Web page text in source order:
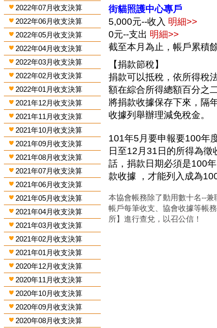
2022年07月收支決算
2022年06月收支決算
2022年05月收支決算
2022年04月收支決算
2022年03月收支決算
2022年02月收支決算
2022年01月收支決算
2021年12月收支決算
2021年11月收支決算
2021年10月收支決算
2021年09月收支決算
2021年08月收支決算
2021年07月收支決算
2021年06月收支決算
2021年05月收支決算
2021年04月收支決算
2021年03月收支決算
2021年02月收支決算
2021年01月收支決算
2020年12月收支決算
2020年11月收支決算
2020年10月收支決算
2020年09月收支決算
2020年08月收支決算
街貓照護中心專戶
5,000元--收入 明細>>
0元--支出 明細>>
截至本月為止，帳戶累積
【捐款節稅】
捐款可以抵稅，依所得稅
額在綜合所得總額百分之
將捐款收據保存下來，隔
收據列舉辦理減免稅金。
101年5月要申報要100年
日至12月31日的所得為
話，捐款日期必須是100
款收據 ，才能列入成為
本協會帳務除了動用數十名--
帳戶每筆收支、協會收據等帳
所】進行查兌，以召公信！